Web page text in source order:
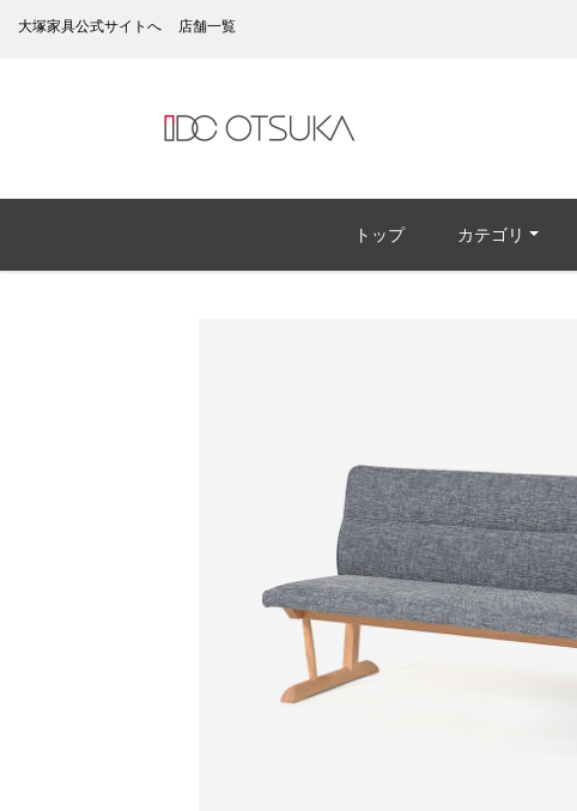
大塚家具公式サイトへ 店舗一覧
トップ カテゴリ